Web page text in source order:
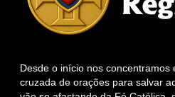
Desde o início nos
cruzada de orações para salvar